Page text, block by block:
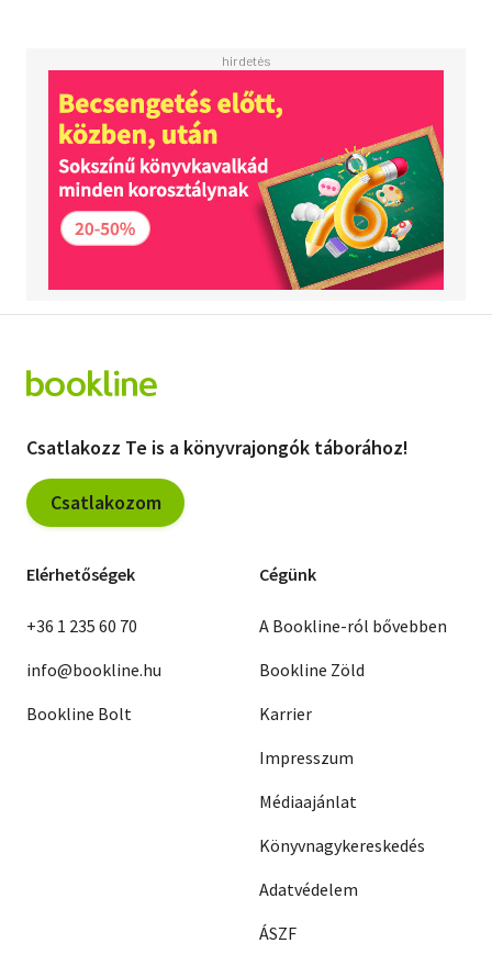
Csatlakozz Te is a könyvrajongók táborához!
Csatlakozom
Elérhetőségek
+36 1 235 60 70
info@bookline.hu
Bookline Bolt
Cégünk
A Bookline-ról bővebben
Bookline Zöld
Karrier
Impresszum
Médiaajánlat
Könyvnagykereskedés
Adatvédelem
ÁSZF